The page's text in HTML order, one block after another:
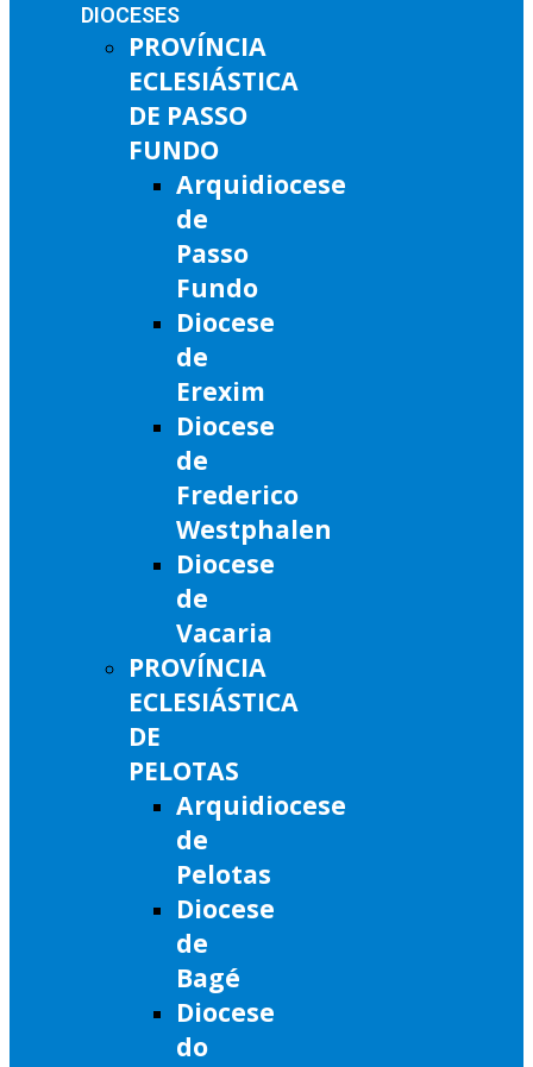
DIOCESES
PROVÍNCIA
ECLESIÁSTICA
DE PASSO
FUNDO
Arquidiocese
de
Passo
Fundo
Diocese
de
Erexim
Diocese
de
Frederico
Westphalen
Diocese
de
Vacaria
PROVÍNCIA
ECLESIÁSTICA
DE
PELOTAS
Arquidiocese
de
Pelotas
Diocese
de
Bagé
Diocese
do